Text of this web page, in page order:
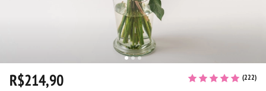
R$214,90 (222)